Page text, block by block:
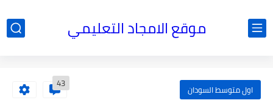
موقع الامجاد التعليمي
اول متوسط السودان 43